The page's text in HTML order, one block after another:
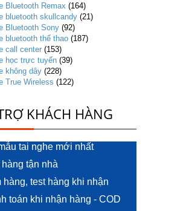
Bluetooth Remax (164)
bluetooth skullcandy (21)
Bluetooth Sony (92)
bluetooth thể thao (187)
call center (153)
học trực tuyến (39)
không dây (228)
True Wireless (122)
KHÁCH HÀNG
tai nghe mới nhất
tận nhà
hàng, test hàng khi nhận
toán khi nhận hàng - COD